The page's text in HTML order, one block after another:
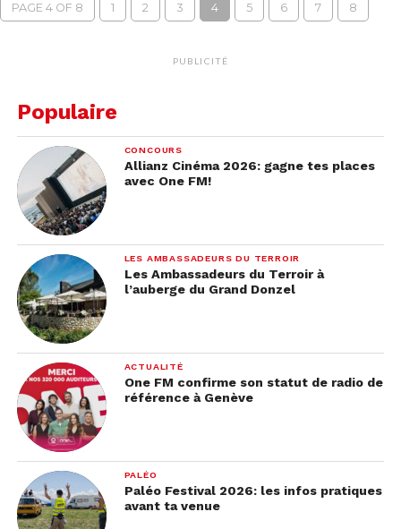
PAGE 4 OF 8 1 2 3 4 5 6 7 8
PUBLICITÉ
Populaire
CONCOURS
Allianz Cinéma 2026: gagne tes places
avec One FM!
LES AMBASSADEURS DU TERROIR
Les Ambassadeurs du Terroir à
l’auberge du Grand Donzel
ACTUALITÉ
One FM confirme son statut de radio de
référence à Genève
PALÉO
Paléo Festival 2026: les infos pratiques
avant ta venue